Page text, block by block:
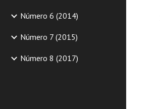
Número 6 (2014)
Número 7 (2015)
Número 8 (2017)